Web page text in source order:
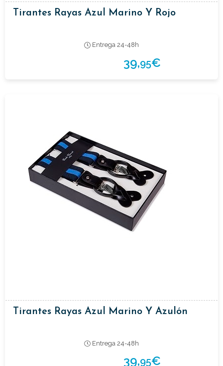
Tirantes Rayas Azul Marino Y Rojo
Entrega 24-48h
39,95€
Tirantes Rayas Azul Marino Y Azulón
Entrega 24-48h
39,95€